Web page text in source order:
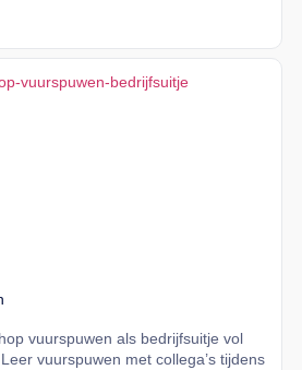
vuurspuwen als bedrijfsuitje vol
vuurspuwen met collega’s tijdens